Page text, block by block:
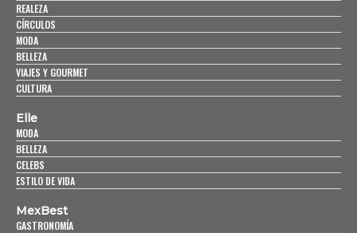
REALEZA
CÍRCULOS
MODA
BELLEZA
VIAJES Y GOURMET
CULTURA
Elle
MODA
BELLEZA
CELEBS
ESTILO DE VIDA
MexBest
GASTRONOMÍA